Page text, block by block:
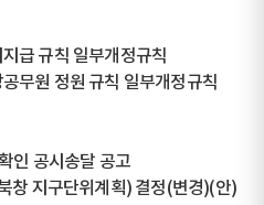
급 규칙 일부개정규칙
무원 정원 규칙 일부개정규칙
인 공시송달 공고
창 지구단위계획) 결정(변경)(안)